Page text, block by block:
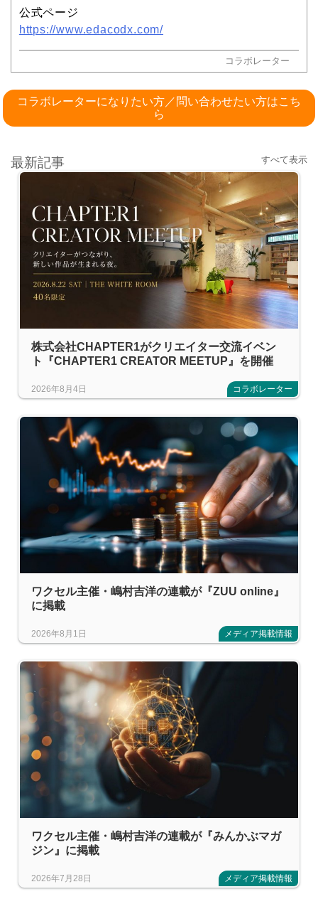
公式ページ
https://www.edacodx.com/
コラボレーター
コラボレーターになりたい方／問い合わせたい方はこち
ら
最新記事 すべて表示
株式会社CHAPTER1がクリエイター交流イベン
ト『CHAPTER1 CREATOR MEETUP』を開催
2026年8月4日 コラボレーター
ワクセル主催・嶋村吉洋の連載が『ZUU online』
に掲載
2026年8月1日 メディア掲載情報
ワクセル主催・嶋村吉洋の連載が『みんかぶマガ
ジン』に掲載
2026年7月28日 メディア掲載情報